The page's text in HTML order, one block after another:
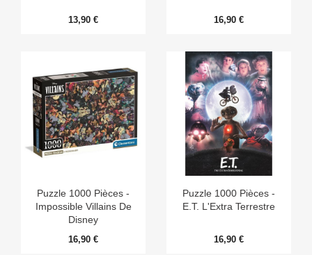
13,90 € 16,90 €
Puzzle 1000 Pièces -
Impossible Villains De
Disney
16,90 €
Puzzle 1000 Pièces -
E.T. L'Extra Terrestre
16,90 €